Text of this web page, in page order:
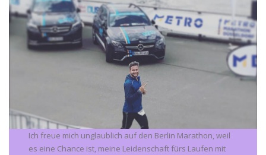
Ich freue mich unglaublich auf den Berlin Marathon, weil
es eine Chance ist, meine Leidenschaft fürs Laufen mit